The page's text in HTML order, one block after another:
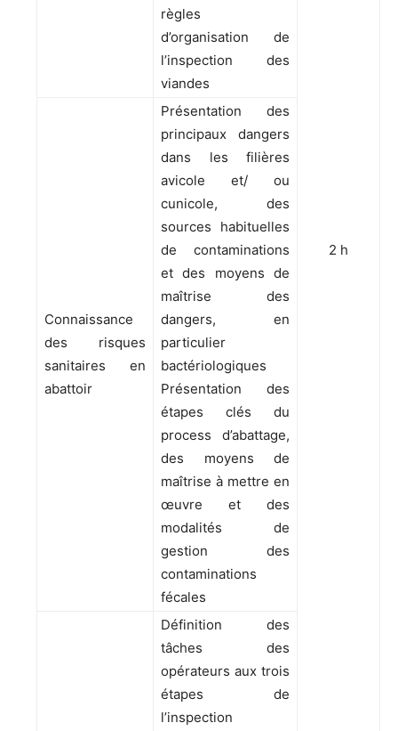
règles
d’organisation de
l’inspection des
viandes
2 h
Connaissance
des risques
sanitaires en
abattoir
Présentation des
principaux dangers
dans les filières
avicole et/ ou
cunicole, des
sources habituelles
de contaminations
et des moyens de
maîtrise des
dangers, en
particulier
bactériologiques
Présentation des
étapes clés du
process d’abattage,
des moyens de
maîtrise à mettre en
œuvre et des
modalités de
gestion des
contaminations
fécales
Définition des
tâches des
opérateurs aux trois
étapes de
l’inspection